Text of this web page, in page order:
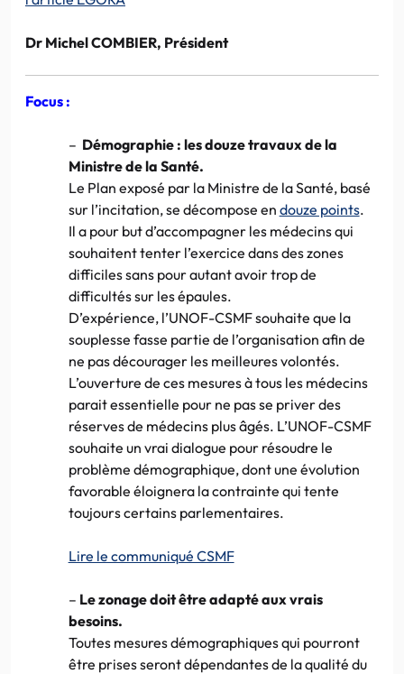
Dr Michel COMBIER, Président
Focus :
– Démographie : les douze travaux de la
Ministre de la Santé.
Le Plan exposé par la Ministre de la Santé, basé
sur l’incitation, se décompose en douze points.
Il a pour but d’accompagner les médecins qui
souhaitent tenter l’exercice dans des zones
difficiles sans pour autant avoir trop de
difficultés sur les épaules.
D’expérience, l’UNOF-CSMF souhaite que la
souplesse fasse partie de l’organisation afin de
ne pas décourager les meilleures volontés.
L’ouverture de ces mesures à tous les médecins
parait essentielle pour ne pas se priver des
réserves de médecins plus âgés. L’UNOF-CSMF
souhaite un vrai dialogue pour résoudre le
problème démographique, dont une évolution
favorable éloignera la contrainte qui tente
toujours certains parlementaires.
Lire le communiqué CSMF
– Le zonage doit être adapté aux vrais
besoins.
Toutes mesures démographiques qui pourront
être prises seront dépendantes de la qualité du